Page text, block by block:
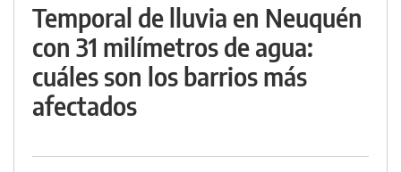
Temporal de lluvia en Neuquén
con 31 milímetros de agua:
cuáles son los barrios más
afectados